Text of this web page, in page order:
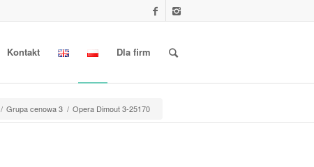
Kontakt Dla firm
/ Grupa cenowa 3 / Opera Dimout 3-25170